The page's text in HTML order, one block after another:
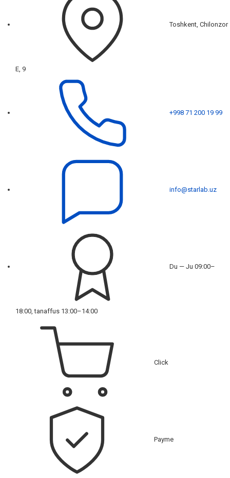
Toshkent, Chilonzor
E, 9
+998 71 200 19 99
info@starlab.uz
Du — Ju 09:00–
18:00, tanaffus 13:00–14:00
Click
Payme